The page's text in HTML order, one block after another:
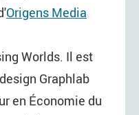
Origens Media
Worlds. Il est
Graphlab
en Économie du